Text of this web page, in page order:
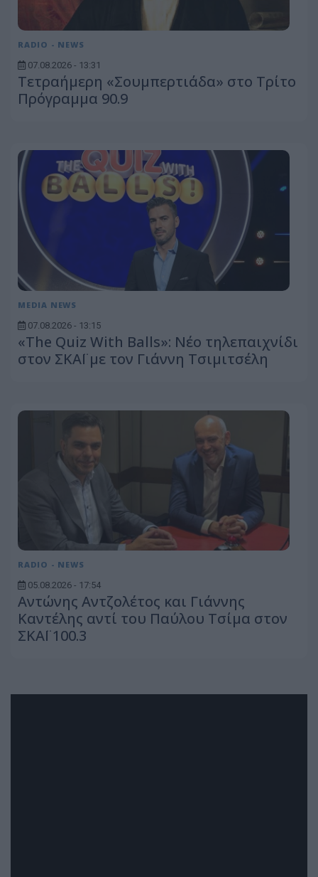
RADIO - NEWS
07.08.2026 - 13:31
Τετραήμερη «Σουμπερτιάδα» στο Τρίτο
Πρόγραμμα 90.9
MEDIA NEWS
07.08.2026 - 13:15
«The Quiz With Balls»: Νέο τηλεπαιχνίδι
στον ΣΚΑΪ με τον Γιάννη Τσιμιτσέλη
RADIO - NEWS
05.08.2026 - 17:54
Αντώνης Αντζολέτος και Γιάννης
Καντέλης αντί του Παύλου Τσίμα στον
ΣΚΑΪ 100.3